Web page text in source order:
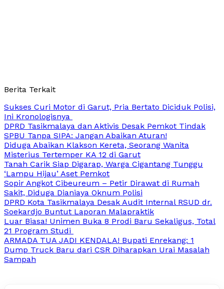
Berita Terkait
Sukses Curi Motor di Garut, Pria Bertato Diciduk Polisi,
Ini Kronologisnya
DPRD Tasikmalaya dan Aktivis Desak Pemkot Tindak
SPBU Tanpa SIPA: Jangan Abaikan Aturan!
Diduga Abaikan Klakson Kereta, Seorang Wanita
Misterius Tertemper KA 12 di Garut
Tanah Carik Siap Digarap, Warga Cigantang Tunggu
‘Lampu Hijau’ Aset Pemkot
Sopir Angkot Cibeureum – Petir Dirawat di Rumah
Sakit, Diduga Dianiaya Oknum Polisi
DPRD Kota Tasikmalaya Desak Audit Internal RSUD dr.
Soekardjo Buntut Laporan Malapraktik
Luar Biasa! Unimen Buka 8 Prodi Baru Sekaligus, Total
21 Program Studi
ARMADA TUA JADI KENDALA! Bupati Enrekang: 1
Dump Truck Baru dari CSR Diharapkan Urai Masalah
Sampah